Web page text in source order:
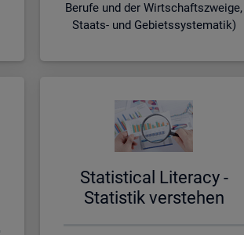
Berufe und der Wirtschaftszweige,
Staats- und Gebietssystematik)
Sta­ti­s­ti­cal Li­te­r­acy -
Sta­tis­tik ver­ste­hen